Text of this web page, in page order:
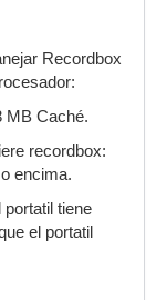
Recordbox
MB Caché.
recordbox:
encima.
tiene
el portatil